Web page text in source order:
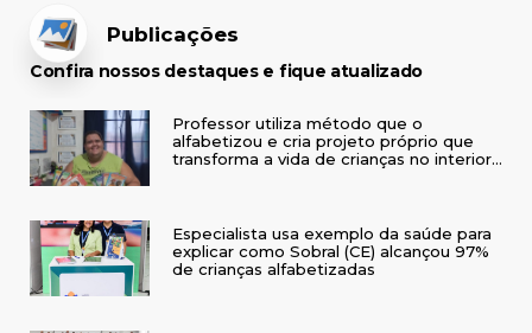
Publicações
Confira nossos destaques e fique atualizado
Professor utiliza método que o
alfabetizou e cria projeto próprio que
transforma a vida de crianças no interior
Especialista usa exemplo da saúde para
explicar como Sobral (CE) alcançou 97%
de crianças alfabetizadas